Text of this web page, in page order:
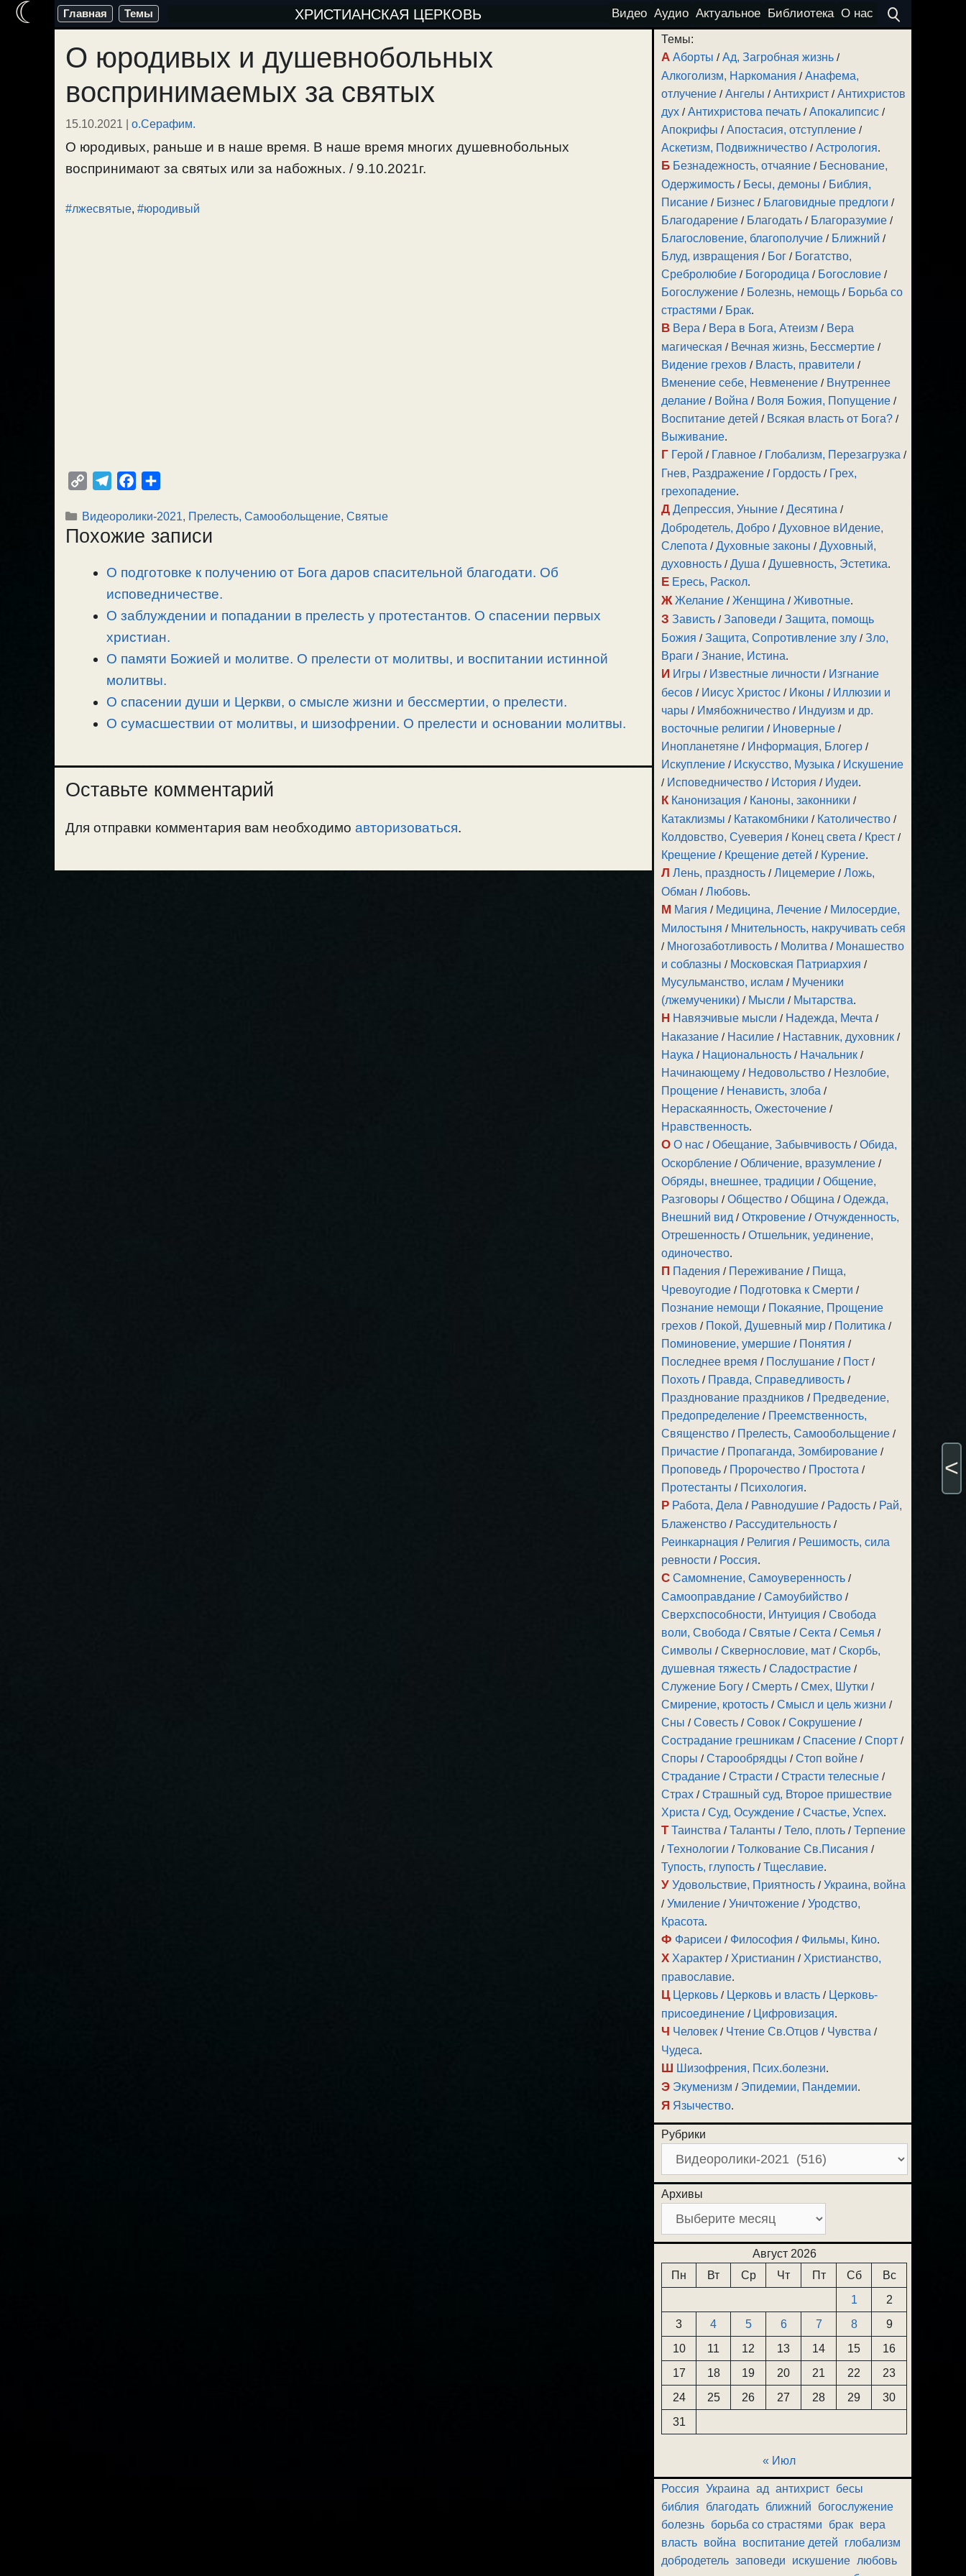
Перейти
содержимому
Главная Темы ХРИСТИАНСКАЯ ЦЕРКОВЬ Видео Аудио Актуальное Библиотека О нас
О юродивых и душевнобольных
воспринимаемых за святых
15.10.2021 | о.Серафим.
О юродивых, раньше и в наше время. В наше время многих душевнобольных
воспринимают за святых или за набожных. / 9.10.2021г.
#лжесвятые, #юродивый
p
y
l
e
r
a
m
c
e
o
o
k
п
р
в
и
т
Рубрики
Видеоролики-2021, Прелесть, Самообольщение, Святые
Похожие записи
О подготовке к получению от Бога даров спасительной благодати. Об
исповедничестве.
О заблуждении и попадании в прелесть у протестантов. О спасении первых
христиан.
О памяти Божией и молитве. О прелести от молитвы, и воспитании истинной
молитвы.
О спасении души и Церкви, о смысле жизни и бессмертии, о прелести.
О сумасшествии от молитвы, и шизофрении. О прелести и основании молитвы.
Оставьте комментарий
Для отправки комментария вам необходимо авторизоваться.
Темы:
А Аборты /Ад, Загробная жизнь /
Алкоголизм, Наркомания /Анафема,
отлучение /Ангелы /Антихрист /Антихристов
дух /Антихристова печать /Апокалипсис /
Апокрифы /Апостасия, отступление /
Аскетизм, Подвижничество /Астрология.
Б Безнадежность, отчаяние / Беснование,
Одержимость / Бесы, демоны / Библия,
Писание / Бизнес / Благовидные предлоги /
Благодарение / Благодать / Благоразумие /
Благословение, благополучие / Ближний /
Блуд, извращения / Бог / Богатство,
Сребролюбие / Богородица / Богословие /
Богослужение / Болезнь, немощь / Борьба со
страстями / Брак.
В Вера / Вера в Бога, Атеизм / Вера
магическая / Вечная жизнь, Бессмертие /
Видение грехов / Власть, правители /
Вменение себе, Невменение / Внутреннее
делание / Война / Воля Божия, Попущение /
Воспитание детей / Всякая власть от Бога? /
Выживание.
Г Герой / Главное / Глобализм, Перезагрузка /
Гнев, Раздражение / Гордость / Грех,
грехопадение.
Д Депрессия, Уныние /Десятина /
Добродетель, Добро /Духовное вИдение,
Слепота /Духовные законы /Духовный,
духовность /Душа /Душевность, Эстетика.
Е Ересь, Раскол.
Ж Желание /Женщина /Животные.
З Зависть /Заповеди /Защита, помощь
Божия /Защита, Сопротивление злу /Зло,
Враги /Знание, Истина.
И Игры / Известные личности / Изгнание
бесов / Иисус Христос / Иконы / Иллюзии и
чары / Имябожничество / Индуизм и др.
восточные религии / Иноверные /
Инопланетяне / Информация, Блогер /
Искупление / Искусство, Музыка / Искушение
/ Исповедничество / История / Иудеи.
К Канонизация / Каноны, законники /
Катаклизмы / Катакомбники / Католичество /
Колдовство, Суеверия / Конец света / Крест /
Крещение / Крещение детей / Курение.
Л Лень, праздность /Лицемерие /Ложь,
Обман /Любовь.
М Магия / Медицина, Лечение / Милосердие,
Милостыня / Мнительность, накручивать себя
/ Многозаботливость / Молитва / Монашество
и соблазны / Московская Патриархия /
Мусульманство, ислам / Мученики
(лжемученики) / Мысли / Мытарства.
Н Навязчивые мысли / Надежда, Мечта /
Наказание / Насилие / Наставник, духовник /
Наука / Национальность / Начальник /
Начинающему / Недовольство / Незлобие,
Прощение / Ненависть, злоба /
Нераскаянность, Ожесточение /
Нравственность.
О О нас /Обещание, Забывчивость /Обида,
Оскорбление /Обличение, вразумление /
Обряды, внешнее, традиции /Общение,
Разговоры /Общество /Община /Одежда,
Внешний вид /Откровение /Отчужденность,
Отрешенность /Отшельник, уединение,
одиночество.
П Падения / Переживание / Пища,
Чревоугодие / Подготовка к Смерти /
Познание немощи / Покаяние, Прощение
грехов / Покой, Душевный мир / Политика /
Поминовение, умершие / Понятия /
Последнее время / Послушание / Пост /
Похоть / Правда, Справедливость /
Празднование праздников / Предведение,
Предопределение / Преемственность,
Священство / Прелесть, Самообольщение /
Причастие / Пропаганда, Зомбирование /
Проповедь / Пророчество / Простота /
Протестанты / Психология.
Р Работа, Дела / Равнодушие / Радость / Рай,
Блаженство / Рассудительность /
Реинкарнация / Религия / Решимость, сила
ревности / Россия.
С Самомнение, Самоуверенность /
Самооправдание /Самоубийство /
Сверхспособности, Интуиция /Свобода
воли, Свобода /Святые /Секта /Семья /
Символы /Сквернословие, мат /Скорбь,
душевная тяжесть /Сладострастие /
Служение Богу /Смерть /Смех, Шутки /
Смирение, кротость /Смысл и цель жизни /
Сны /Совесть /Совок /Сокрушение /
Сострадание грешникам /Спасение /Спорт /
Споры /Старообрядцы /Стоп войне /
Страдание /Страсти /Страсти телесные /
Страх /Страшный суд, Второе пришествие
Христа /Суд, Осуждение /Счастье, Успех.
Т Таинства /Таланты /Тело, плоть /Терпение
/Технологии /Толкование Св.Писания /
Тупость, глупость /Тщеславие.
У Удовольствие, Приятность /Украина, война
/Умиление /Уничтожение /Уродство,
Красота.
Ф Фарисеи / Философия / Фильмы, Кино.
Х Характер / Христианин / Христианство,
православие.
Ц Церковь / Церковь и власть / Церковь-
присоединение / Цифровизация.
Ч Человек / Чтение Св.Отцов / Чувства /
Чудеса.
Ш Шизофрения, Псих.болезни.
Э Экуменизм / Эпидемии, Пандемии.
Я Язычество.
Рубрики
Архивы
Август 2026
Пн
Вт Ср Чт Пт Сб
Вс
1
2
3
4 5 6 7 8
9
10
11 12 13 14 15
16
17
18 19 20 21 22
23
24
25 26 27 28 29
30
31
« Июл
Россия Украина ад антихрист бесы
библия
благодать ближний
богослужение
болезнь борьба со страстями брак вера
власть война воспитание детей
глобализм
добродетель заповеди искушение любовь
☾
<